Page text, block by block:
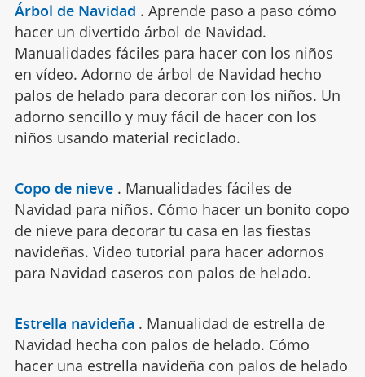
Árbol de Navidad . Aprende paso a paso cómo
hacer un divertido árbol de Navidad.
Manualidades fáciles para hacer con los niños
en vídeo. Adorno de árbol de Navidad hecho
palos de helado para decorar con los niños. Un
adorno sencillo y muy fácil de hacer con los
niños usando material reciclado.
Copo de nieve . Manualidades fáciles de
Navidad para niños. Cómo hacer un bonito copo
de nieve para decorar tu casa en las fiestas
navideñas. Video tutorial para hacer adornos
para Navidad caseros con palos de helado.
Estrella navideña . Manualidad de estrella de
Navidad hecha con palos de helado. Cómo
hacer una estrella navideña con palos de helado